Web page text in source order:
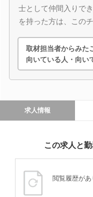
士として仲間入りで
を持った方は、この
取材担当者からみた
向いている人・向い
求人情報
この求人と
閲覧履歴が